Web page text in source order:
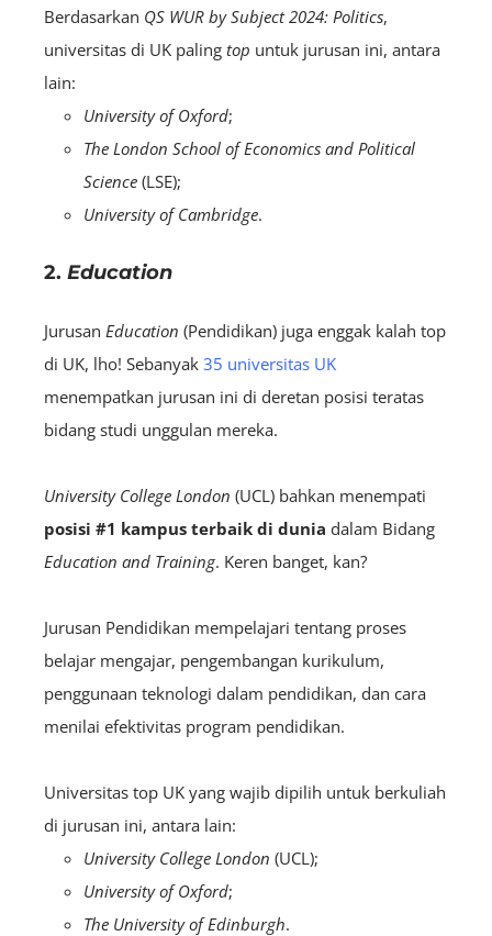
Berdasarkan QS WUR by Subject 2024: Politics,
universitas di UK paling top untuk jurusan ini, antara
lain:
University of Oxford;
The London School of Economics and Political
Science (LSE);
University of Cambridge.
2. Education
Jurusan Education (Pendidikan) juga enggak kalah top
di UK, lho! Sebanyak 35 universitas UK
menempatkan jurusan ini di deretan posisi teratas
bidang studi unggulan mereka.
University College London (UCL) bahkan menempati
posisi #1 kampus terbaik di dunia dalam Bidang
Education and Training. Keren banget, kan?
Jurusan Pendidikan mempelajari tentang proses
belajar mengajar, pengembangan kurikulum,
penggunaan teknologi dalam pendidikan, dan cara
menilai efektivitas program pendidikan.
Universitas top UK yang wajib dipilih untuk berkuliah
di jurusan ini, antara lain:
University College London (UCL);
University of Oxford;
The University of Edinburgh.